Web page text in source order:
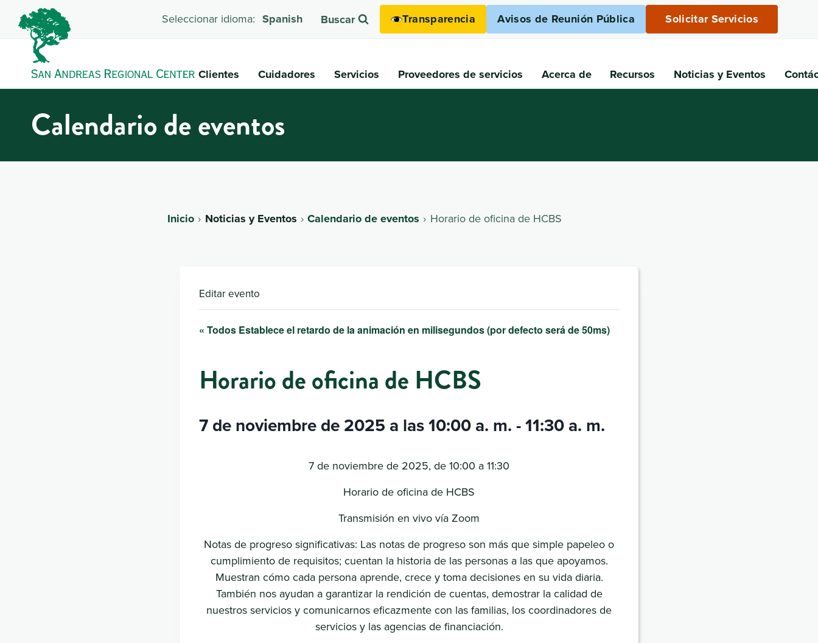
Seleccionar idioma: Spanish Buscar Transparencia Avisos de Reunión Pública Solicitar Servicios
Clientes Cuidadores Servicios Proveedores de servicios Acerca de Recursos Noticias y Eventos
Calendario de eventos
Inicio Noticias y Eventos Calendario de eventos Horario de oficina de HCBS
Editar evento
« Todos Establece el retardo de la animación en milisegundos (por defecto será de 50ms)
Horario de oficina de HCBS
7 de noviembre de 2025 a las 10:00 a. m. -11:30 a. m.
7 de noviembre de 2025, de 10:00 a 11:30
Horario de oficina de HCBS
Transmisión en vivo vía Zoom
Notas de progreso significativas: Las notas de progreso son más que simple papeleo o
cumplimiento de requisitos; cuentan la historia de las personas a las que apoyamos.
Muestran cómo cada persona aprende, crece y toma decisiones en su vida diaria.
También nos ayudan a garantizar la rendición de cuentas, demostrar la calidad de
nuestros servicios y comunicarnos eficazmente con las familias, los coordinadores de
servicios y las agencias de financiación.